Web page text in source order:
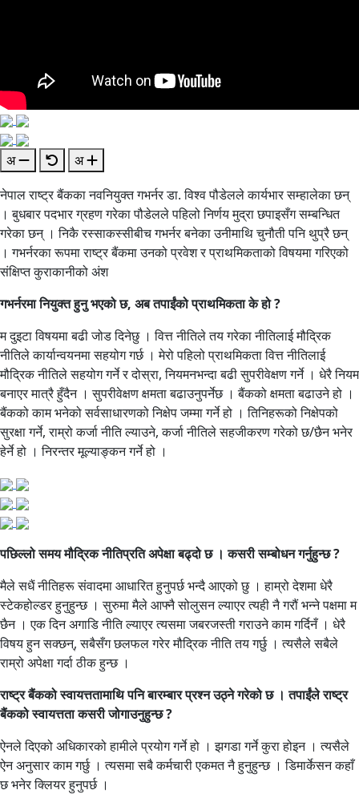
अ
अ
नेपाल राष्ट्र बैंकका नवनियुक्त गभर्नर डा. विश्व पौडेलले कार्यभार सम्हालेका छन्
। बुधबार पदभार ग्रहण गरेका पौडेलले पहिलो निर्णय मुद्रा छपाइसँग सम्बन्धित
गरेका छन् । निकै रस्साकस्सीबीच गभर्नर बनेका उनीमाथि चुनौती पनि थुप्रै छन्
। गभर्नरका रूपमा राष्ट्र बैंकमा उनको प्रवेश र प्राथमिकताको विषयमा गरिएको
संक्षिप्त कुराकानीको अंश
गभर्नरमा नियुक्त हुनु भएको छ, अब तपाईंको प्राथमिकता के हो ?
म दुइटा विषयमा बढी जोड दिनेछु । वित्त नीतिले तय गरेका नीतिलाई मौद्रिक
नीतिले कार्यान्वयनमा सहयोग गर्छ । मेरो पहिलो प्राथमिकता वित्त नीतिलाई
मौद्रिक नीतिले सहयोग गर्ने र दोस्रा, नियमनभन्दा बढी सुपरीवेक्षण गर्ने । धेरै नियम
बनाएर मात्रै हुँदैन । सुपरीवेक्षण क्षमता बढाउनुपर्नेछ । बैंकको क्षमता बढाउने हो ।
बैंकको काम भनेको सर्वसाधारणको निक्षेप जम्मा गर्ने हो । तिनिहरूको निक्षेपको
सुरक्षा गर्ने, राम्रो कर्जा नीति ल्याउने, कर्जा नीतिले सहजीकरण गरेको छ/छैन भनेर
हेर्ने हो । निरन्तर मूल्याङ्कन गर्ने हो ।
पछिल्लो समय मौद्रिक नीतिप्रति अपेक्षा बढ्दो छ । कसरी सम्बोधन गर्नुहुन्छ ?
मैले सधैं नीतिहरू संवादमा आधारित हुनुपर्छ भन्दै आएको छु । हाम्रो देशमा धेरै
स्टेकहोल्डर हुनुहुन्छ । सुरुमा मैले आफ्नै सोलुसन ल्याएर त्यही नै गरौं भन्ने पक्षमा म
छैन । एक दिन अगाडि नीति ल्याएर त्यसमा जबरजस्ती गराउने काम गर्दिनँ । धेरै
विषय हुन सक्छन्, सबैसँग छलफल गरेर मौद्रिक नीति तय गर्छु । त्यसैले सबैले
राम्रो अपेक्षा गर्दा ठीक हुन्छ ।
राष्ट्र बैंकको स्वायत्ततामाथि पनि बारम्बार प्रश्न उठ्ने गरेको छ । तपाईंले राष्ट्र
बैंकको स्वायत्तता कसरी जोगाउनुहुन्छ ?
ऐनले दिएको अधिकारको हामीले प्रयोग गर्ने हो । झगडा गर्ने कुरा होइन । त्यसैले
ऐन अनुसार काम गर्छु । त्यसमा सबै कर्मचारी एकमत नै हुनुहुन्छ । डिमार्केसन कहाँ
छ भनेर क्लियर हुनुपर्छ ।